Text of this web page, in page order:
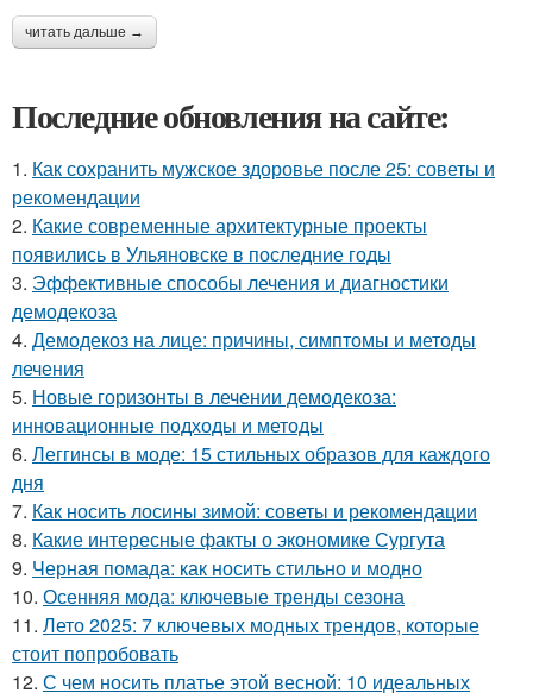
читать дальше →
Последние обновления на сайте:
1. Как сохранить мужское здоровье после 25: советы и
рекомендации
2. Какие современные архитектурные проекты
появились в Ульяновске в последние годы
3. Эффективные способы лечения и диагностики
демодекоза
4. Демодекоз на лице: причины, симптомы и методы
лечения
5. Новые горизонты в лечении демодекоза:
инновационные подходы и методы
6. Леггинсы в моде: 15 стильных образов для каждого
дня
7. Как носить лосины зимой: советы и рекомендации
8. Какие интересные факты о экономике Сургута
9. Черная помада: как носить стильно и модно
10. Осенняя мода: ключевые тренды сезона
11. Лето 2025: 7 ключевых модных трендов, которые
стоит попробовать
12. С чем носить платье этой весной: 10 идеальных